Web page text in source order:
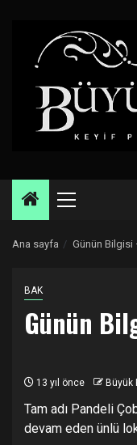
Primary
Ana sayfa Günün Bilgisi
BAK
Günün
13 yıl önce Büyük
Tam adı Pandeli
devam eden ünlü